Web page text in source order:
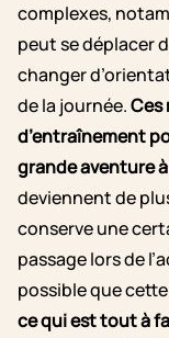
complexes,
peut se déplacer
changer
de la journée.Ces
d’entraînement
grande aventure
deviennent de
conserve une
passage lors de
possible que
ce qui est tout à